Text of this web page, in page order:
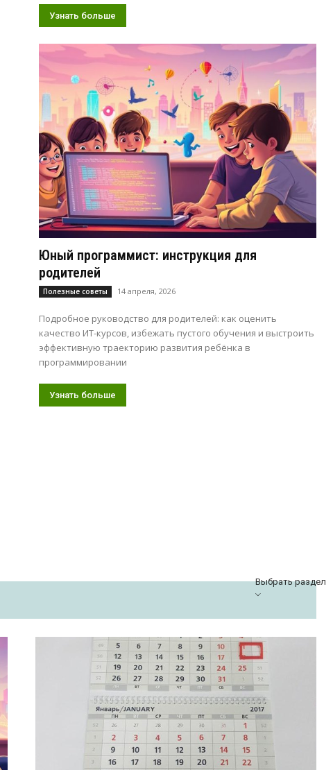
Узнать больше
Юный программист: инструкция для
родителей
Полезные советы 14 апреля, 2026
Подробное руководство для родителей: как оценить
качество ИТ-курсов, избежать пустого обучения и выстроить
эффективную траекторию развития ребёнка в
программировании
Узнать больше
Выбрать раздел